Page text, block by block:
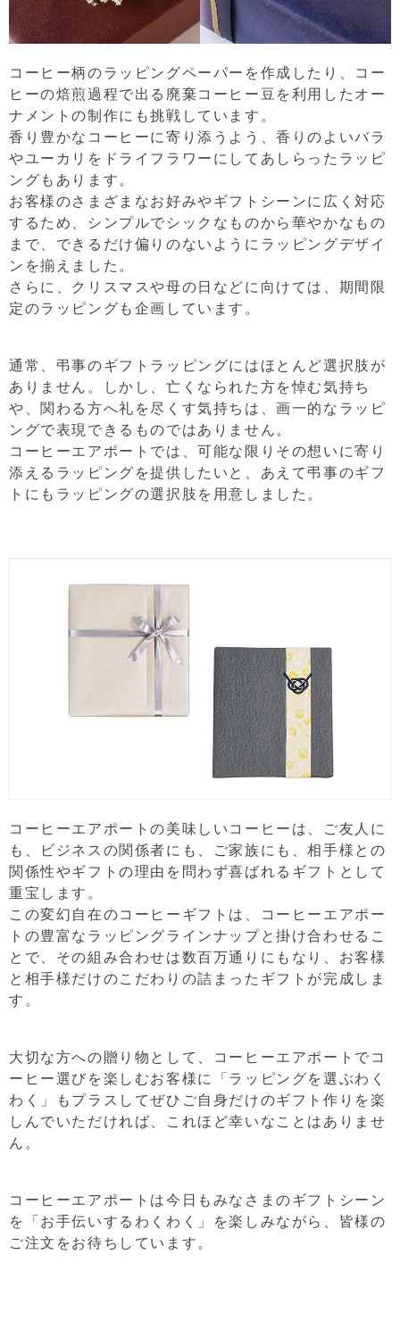
コーヒー柄のラッピングペーパーを作成したり、コー
ヒーの焙煎過程で出る廃棄コーヒー豆を利用したオー
ナメントの制作にも挑戦しています。
香り豊かなコーヒーに寄り添うよう、香りのよいバラ
やユーカリをドライフラワーにしてあしらったラッピ
ングもあります。
お客様のさまざまなお好みやギフトシーンに広く対応
するため、シンプルでシックなものから華やかなもの
まで、できるだけ偏りのないようにラッピングデザイ
ンを揃えました。
さらに、クリスマスや母の日などに向けては、期間限
定のラッピングも企画しています。
通常、弔事のギフトラッピングにはほとんど選択肢が
ありません。しかし、亡くなられた方を悼む気持ち
や、関わる方へ礼を尽くす気持ちは、画一的なラッピ
ングで表現できるものではありません。
コーヒーエアポートでは、可能な限りその想いに寄り
添えるラッピングを提供したいと、あえて弔事のギフ
トにもラッピングの選択肢を用意しました。
コーヒーエアポートの美味しいコーヒーは、ご友人に
も、ビジネスの関係者にも、ご家族にも、相手様との
関係性やギフトの理由を問わず喜ばれるギフトとして
重宝します。
この変幻自在のコーヒーギフトは、コーヒーエアポー
トの豊富なラッピングラインナップと掛け合わせるこ
とで、その組み合わせは数百万通りにもなり、お客様
と相手様だけのこだわりの詰まったギフトが完成しま
す。
大切な方への贈り物として、コーヒーエアポートでコ
ーヒー選びを楽しむお客様に「ラッピングを選ぶわく
わく」もプラスしてぜひご自身だけのギフト作りを楽
しんでいただければ、これほど幸いなことはありませ
ん。
コーヒーエアポートは今日もみなさまのギフトシーン
を「お手伝いするわくわく」を楽しみながら、皆様の
ご注文をお待ちしています。